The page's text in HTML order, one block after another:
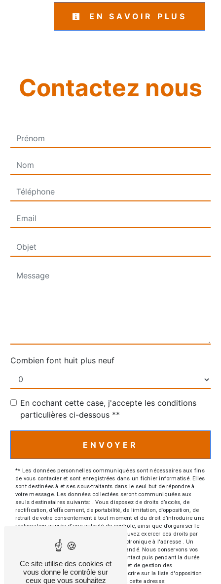
EN SAVOIR PLUS
Contactez nous
Combien font huit plus neuf
En cochant cette case, j'accepte les conditions
particulières ci-dessous **
ENVOYER
** Les données personnelles communiquées sont nécessaires aux fins
de vous contacter et sont enregistrées dans un fichier informatisé. Elles
sont destinées à et ses sous-traitants dans le seul but de répondre à
votre message. Les données collectées seront communiquées aux
seuls destinataires suivants: . Vous disposez de droits d’accès, de
rectification, d’effacement, de portabilité, de limitation, d’opposition, de
retrait de votre consentement à tout moment et du droit d’introduire une
réclamation auprès d’une autorité de contrôle, ainsi que d’organiser le
sort de vos données post-mortem. Vous pouvez exercer ces droits par
voie postale à l'adresse ou par courrier électronique à l'adresse . Un
justificatif d'identité pourra vous être demandé. Nous conservons vos
données pendant la période de prise de contact puis pendant la durée
de prescription légale aux fins probatoires et de gestion des
contentieux. Vous avez le droit de vous inscrire sur la liste d'opposition
au démarchage téléphonique, disponible à cette adresse:
Ce site utilise des cookies et
vous donne le contrôle sur
ceux que vous souhaitez